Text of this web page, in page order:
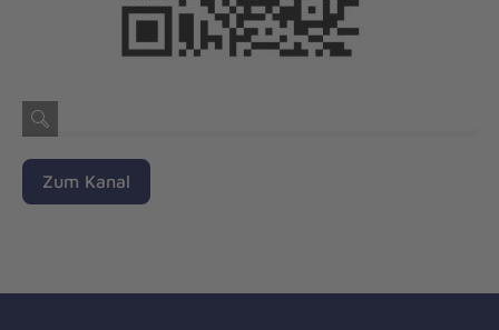
Zum Kanal